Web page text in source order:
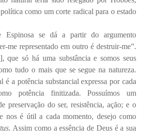
como um corte radical para o estado
Espinosa se dá a partir do argumento
me representado em outro é destruir-me”.
que só há uma substância e somos seus
tudo o mais que se segue na natureza.
é a potência substancial expressa por cada
potência finitizada. Possuímos um
preservação do ser, resistência, ação; e o
nos é útil a cada momento, desejo como
. Assim como a essência de Deus é a sua